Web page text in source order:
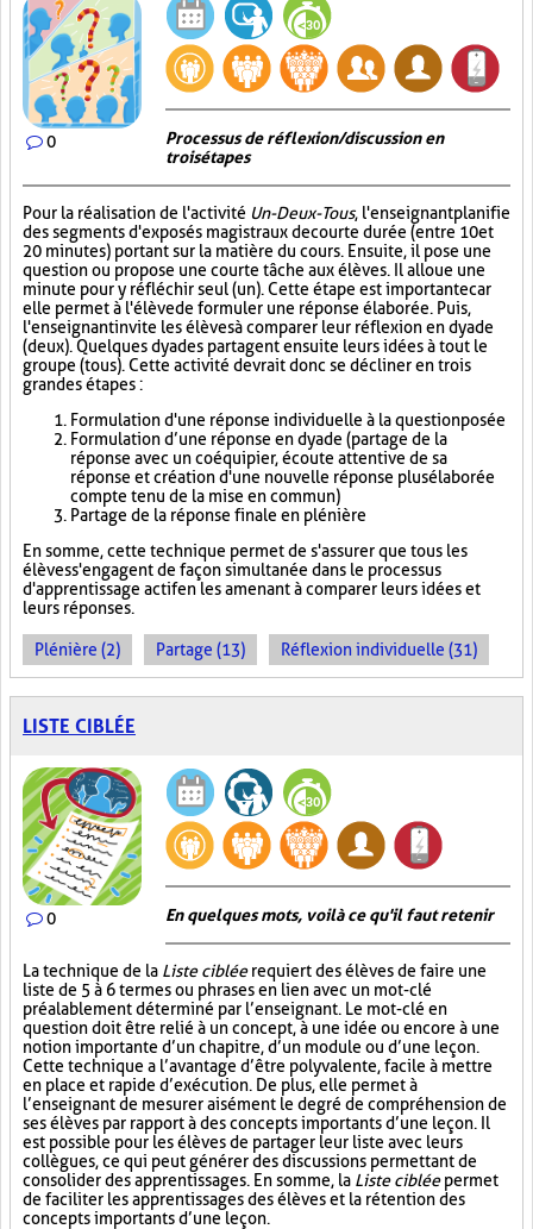
0
Processus de réflexion/discussion en
trois étapes
Pour la réalisation de l'activité Un-Deux-Tous, l'enseignant planifie
des segments d'exposés magistraux de courte durée (entre 10 et
20 minutes) portant sur la matière du cours. Ensuite, il pose une
question ou propose une courte tâche aux élèves. Il alloue une
minute pour y réfléchir seul (un). Cette étape est importante car
elle permet à l'élève de formuler une réponse élaborée. Puis,
l'enseignant invite les élèves à comparer leur réflexion en dyade
(deux). Quelques dyades partagent ensuite leurs idées à tout le
groupe (tous). Cette activité devrait donc se décliner en trois
grandes étapes :
Formulation d'une réponse individuelle à la question posée
Formulation d’une réponse en dyade (partage de la
réponse avec un coéquipier, écoute attentive de sa
réponse et création d'une nouvelle réponse plus élaborée
compte tenu de la mise en commun)
Partage de la réponse finale en plénière
En somme, cette technique permet de s'assurer que tous les
élèves s'engagent de façon simultanée dans le processus
d'apprentissage actif en les amenant à comparer leurs idées et
leurs réponses.
Plénière (2) Partage (13) Réflexion individuelle (31)
LISTE CIBLÉE
0 En quelques mots, voilà ce qu'il faut retenir
La technique de la Liste cibléerequiert des élèves de faire une
liste de 5 à 6 termes ou phrases en lien avec un mot-clé
préalablement déterminé par l’enseignant. Le mot-clé en
question doit être relié à un concept, à une idée ou encore à une
notion importante d’un chapitre, d’un module ou d’une leçon.
Cette technique a l’avantage d’être polyvalente, facile à mettre
en place et rapide d’exécution. De plus, elle permet à
l’enseignant de mesurer aisément le degré de compréhension de
ses élèves par rapport à des concepts importants d’une leçon. Il
est possible pour les élèves de partager leur liste avec leurs
collègues, ce qui peut générer des discussions permettant de
consolider des apprentissages. En somme, la Liste cibléepermet
de faciliter les apprentissages des élèves et la rétention des
concepts importants d’une leçon.